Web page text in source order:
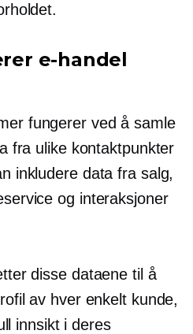
e-handel
fungerer ved å samle
fra ulike kontaktpunkter
inkludere data fra salg,
og interaksjoner
disse dataene til å
av hver enkelt kunde,
innsikt i deres